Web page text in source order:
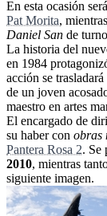
En esta ocasión será
Pat Morita,
Daniel San de
La historia del
en 1984
acción se
de un joven
maestro en artes
El encargado de
su haber con obras
Pantera Rosa 2. Se
2010, mientras
siguiente imagen.